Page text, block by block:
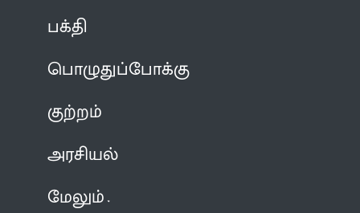
பக்தி
பொழுதுப்போக்கு
குற்றம்
அரசியல்
மேலும்